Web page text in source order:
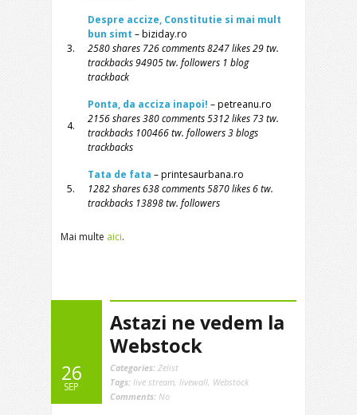
3.
Despre accize, Constitutie si mai mult
bun simt – biziday.ro
2580 shares 726 comments 8247 likes 29 tw.
trackbacks 94905 tw. followers 1 blog
trackback
4.
Ponta, da acciza inapoi! – petreanu.ro
2156 shares 380 comments 5312 likes 73 tw.
trackbacks 100466 tw. followers 3 blogs
trackbacks
5.
Tata de fata – printesaurbana.ro
1282 shares 638 comments 5870 likes 6 tw.
trackbacks 13898 tw. followers
Mai multe aici.
26
SEP
Astazi ne vedem la
Webstock
Categories: Zelist
Tags: live stream, livewall, Webstock
Comments: No